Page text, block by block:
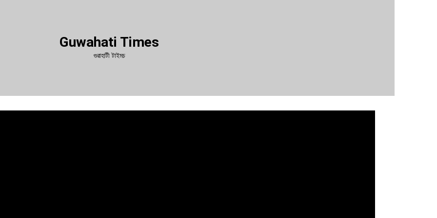
Guwahati Times
গুৱাহাটী টাইমচ